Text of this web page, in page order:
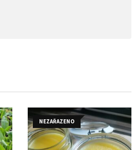
NEZAŘAZENO